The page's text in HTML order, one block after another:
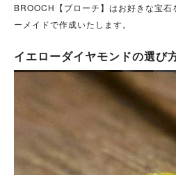
BROOCH【ブローチ】はお好きな宝
ーメイドで作成いたします。
イエローダイヤモンドの選び